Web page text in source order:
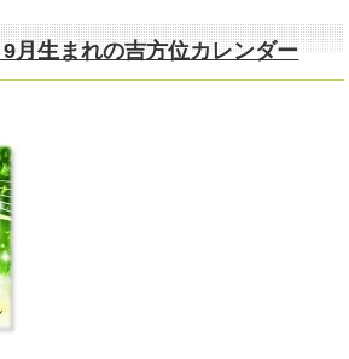
月生まれの吉方位カレンダー